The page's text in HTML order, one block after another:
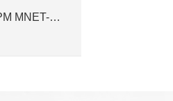
适配化工自动化：NPM MNET-BCDC5030A4驱动芯片性能解析